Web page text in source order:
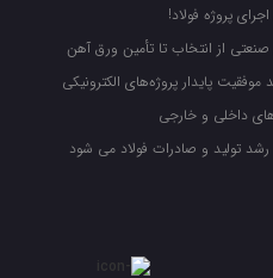
پروژه فولاد!
صنعتی از انتخاب تا تأمین ورق آهن
موفقیت پایدار پروژه‌های الکترونیکی
داخلی و خارجی
تولید و صادرات فولاد می شود